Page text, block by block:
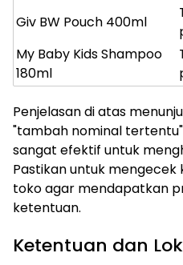
Giv BW Pouch 400ml
My Baby Kids Shampoo
180ml
Penjelasan di atas
"tambah nominal tertentu"
sangat efektif untuk
Pastikan untuk
toko agar mendapatkan
ketentuan.
Ketentuan dan